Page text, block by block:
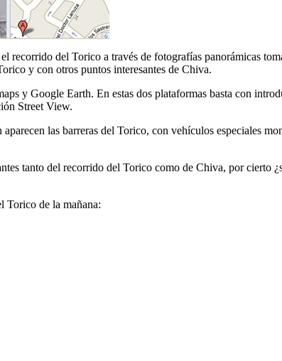
del Torico a través de fotografías panorámicas
y con otros puntos interesantes de Chiva.
y Google Earth. En estas dos plataformas basta con
Street View.
las barreras del Torico, con vehículos especiales
tanto del recorrido del Torico como de Chiva, por cierto
Torico de la mañana: